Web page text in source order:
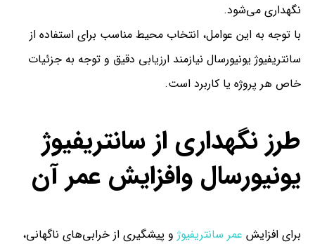
نگهداری می‌شود.
با توجه به این عوامل، انتخاب محیط مناسب برای استفاده از
سانتریفیوژ یونیورسال نیازمند ارزیابی دقیق و توجه به جزئیات
خاص هر پروژه یا کاربرد است.
طرز نگهداری از سانتریفیوژ
یونیورسال وافزایش عمر آن
برای افزایش عمر سانتریفیوژ و پیشگیری از خرابی‌های ناگهانی،